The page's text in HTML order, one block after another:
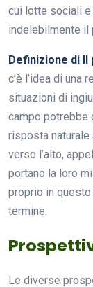
cui lotte sociali e
indelebilmente il
Definizione di
c’è l’idea di una
situazioni di
campo potrebbe
risposta naturale
verso l’alto,
portano la loro
proprio in
termine.
Le diverse